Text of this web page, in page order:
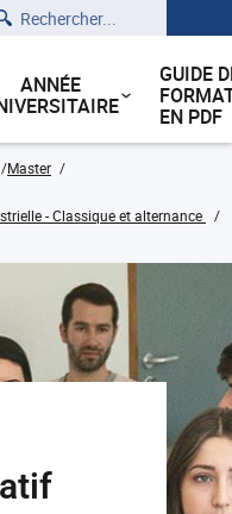
ANNÉE
GUIDE
EN PDF
Master
- Classique et alternance